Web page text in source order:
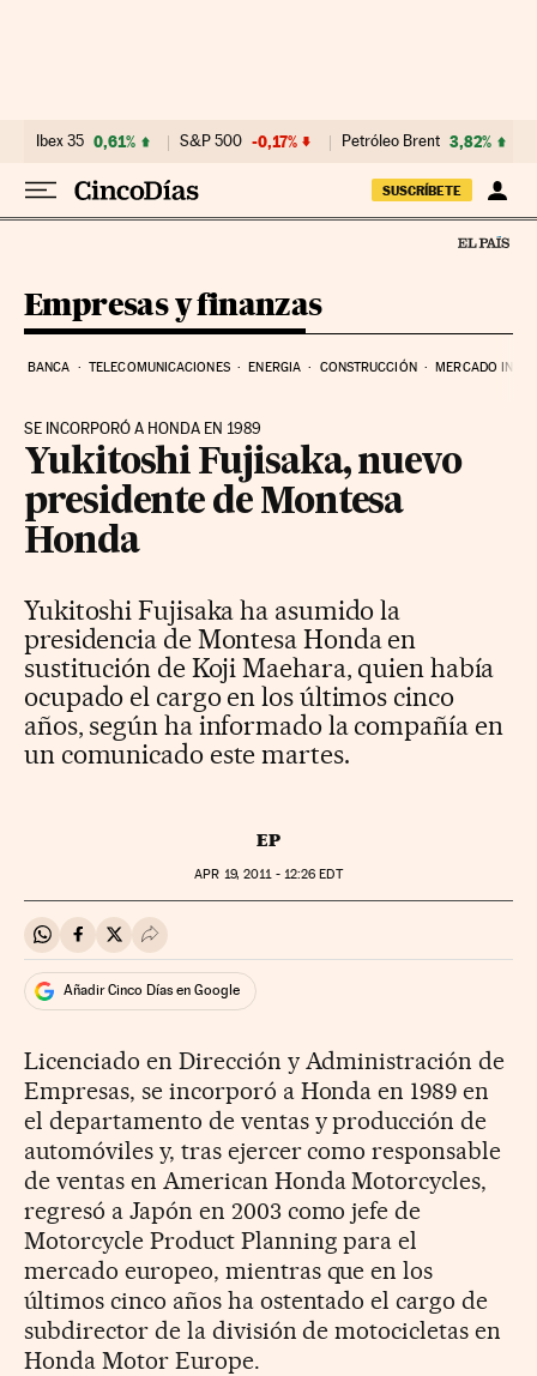
Ibex 35 0,61% S&P 500 -0,17% Petróleo Brent 3,82%
SUSCRÍBETE
Empresas y finanzas
BANCA TELECOMUNICACIONES ENERGIA CONSTRUCCIÓN MERCADO
SE INCORPORÓ A HONDA EN 1989
Yukitoshi Fujisaka, nuevo
presidente de Montesa
Honda
Yukitoshi Fujisaka ha asumido la
presidencia de Montesa Honda en
sustitución de Koji Maehara, quien había
ocupado el cargo en los últimos cinco
años, según ha informado la compañía en
un comunicado este martes.
EP
APR 19, 2011 - 12:26 EDT
Compartir en Whatsapp
Compartir en Facebook
Compartir en Twitter
Desplegar Redes Sociales
Añadir Cinco Días en Google
Licenciado en Dirección y Administración de
Empresas, se incorporó a Honda en 1989 en
el departamento de ventas y producción de
automóviles y, tras ejercer como responsable
de ventas en American Honda Motorcycles,
regresó a Japón en 2003 como jefe de
Motorcycle Product Planning para el
mercado europeo, mientras que en los
últimos cinco años ha ostentado el cargo de
subdirector de la división de motocicletas en
Honda Motor Europe.